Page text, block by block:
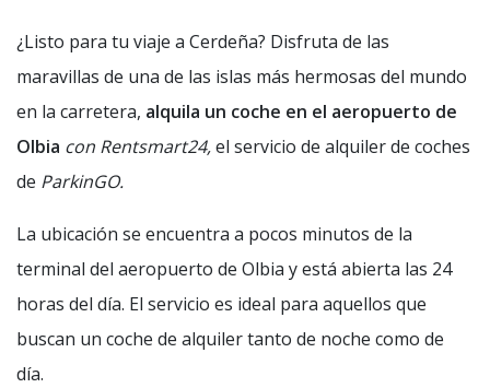
¿Listo para tu viaje a Cerdeña? Disfruta de las
maravillas de una de las islas más hermosas del mundo
en la carretera, alquila un coche en el aeropuerto de
Olbia con Rentsmart24,el servicio de alquiler de coches
de ParkinGO.
La ubicación se encuentra a pocos minutos de la
terminal del aeropuerto de Olbia y está abierta las 24
horas del día. El servicio es ideal para aquellos que
buscan un coche de alquiler tanto de noche como de
día.